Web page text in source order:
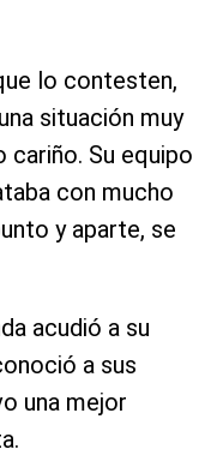
lo contesten,
situación muy
Su equipo
con mucho
y aparte, se
acudió a su
a sus
una mejor